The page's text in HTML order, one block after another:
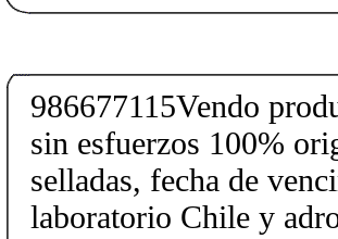
986677115Vendo
sin esfuerzos 100%
selladas, fecha de
laboratorio Chile y